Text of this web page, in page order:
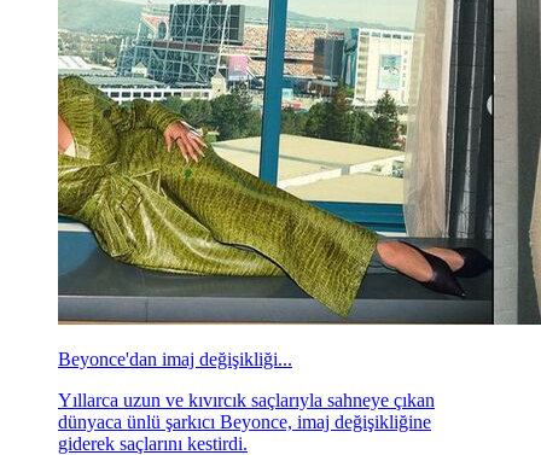
Beyonce'dan imaj değişikliği...
Yıllarca uzun ve kıvırcık saçlarıyla sahneye çıkan
dünyaca ünlü şarkıcı Beyonce, imaj değişikliğine
giderek saçlarını kestirdi.